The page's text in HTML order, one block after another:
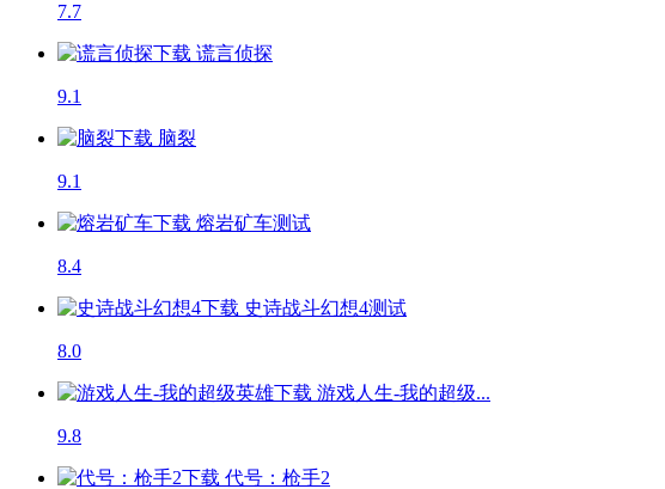
7.7
谎言侦探
9.1
脑裂
9.1
熔岩矿车测试
8.4
史诗战斗幻想4测试
8.0
游戏人生-我的超级...
9.8
代号：枪手2